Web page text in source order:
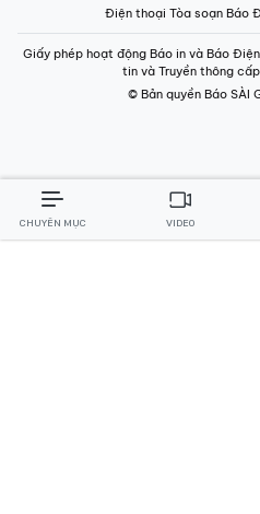
Điện thoại Tòa soạn Báo
Giấy phép hoạt động Báo in và Báo
tin và Truyền thông
© Bản quyền Báo SÀI
CHUYÊN MỤC VIDEO